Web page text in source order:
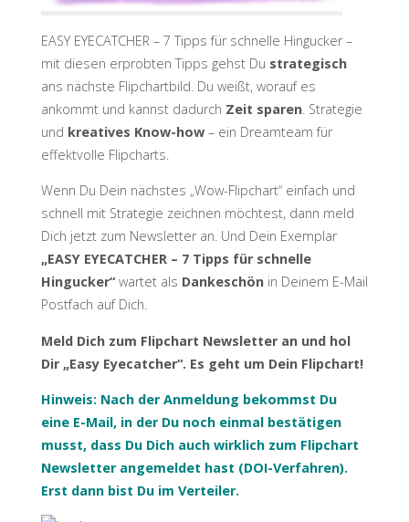
EASY EYECATCHER – 7 Tipps für schnelle Hingucker –
mit diesen erprobten Tipps gehst Du strategisch
ans nächste Flipchartbild. Du weißt, worauf es
ankommt und kannst dadurch Zeit sparen. Strategie
und kreatives Know-how– ein Dreamteam für
effektvolle Flipcharts.
Wenn Du Dein nächstes „Wow-Flipchart“ einfach und
schnell mit Strategie zeichnen möchtest, dann meld
Dich jetzt zum Newsletter an. Und Dein Exemplar
„EASY EYECATCHER – 7 Tipps für schnelle
Hingucker“wartet als Dankeschönin Deinem E-Mail
Postfach auf Dich.
Meld Dich zum Flipchart Newsletter an und hol
Dir „Easy Eyecatcher“. Es geht um Dein Flipchart!
Hinweis: Nach der Anmeldung bekommst Du
eine E-Mail, in der Du noch einmal bestätigen
musst, dass Du Dich auch wirklich zum Flipchart
Newsletter angemeldet hast (DOI-Verfahren).
Erst dann bist Du im Verteiler.